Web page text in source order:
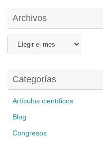
Archivos
Categorías
Artículos científicos
Blog
Congresos